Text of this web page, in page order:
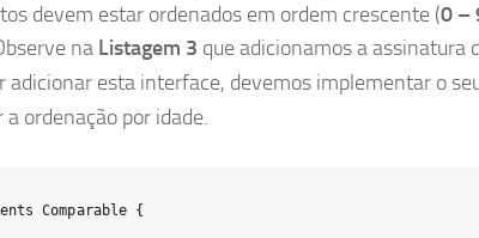
devem estar ordenados em ordem crescente (0 –
na Listagem 3 que adicionamos a assinatura
adicionar esta interface, devemos implementar o
ordenação por idade.
Comparable {